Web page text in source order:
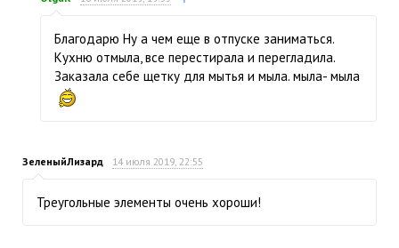
Благодарю Ну а чем еще в отпуске заниматься.
Кухню отмыла, все перестирала и перегладила.
Заказала себе щетку для мытья и мыла. мыла- мыла
ЗеленыйЛизард 14 июля 2019, 22:55
Треугольные элементы очень хороши!